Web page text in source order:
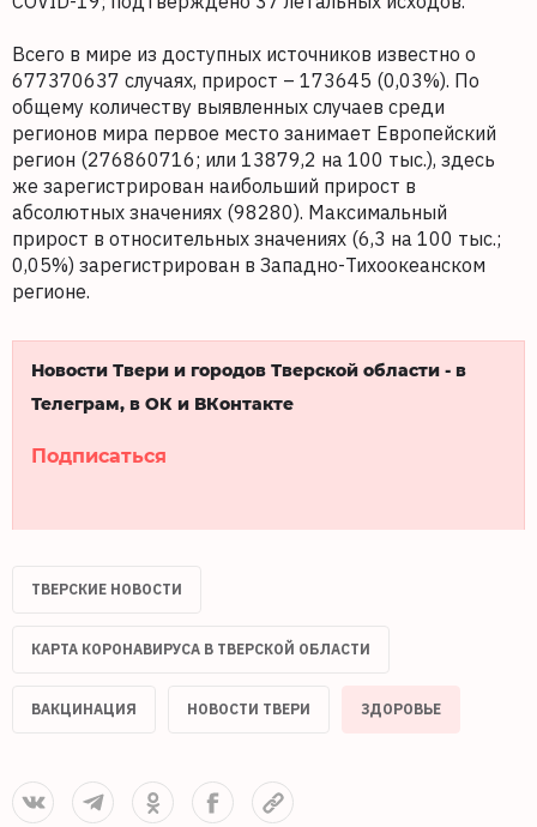
Всего в мире из доступных источников известно о
677370637 случаях, прирост – 173645 (0,03%). По
общему количеству выявленных случаев среди
регионов мира первое место занимает Европейский
регион (276860716; или 13879,2 на 100 тыс.), здесь
же зарегистрирован наибольший прирост в
абсолютных значениях (98280). Максимальный
прирост в относительных значениях (6,3 на 100 тыс.;
0,05%) зарегистрирован в Западно-Тихоокеанском
регионе.
Новости Твери и городов Тверской области - в
Телеграм, в ОК и ВКонтакте
Подписаться
ТВЕРСКИЕ НОВОСТИ
КАРТА КОРОНАВИРУСА В ТВЕРСКОЙ ОБЛАСТИ
ВАКЦИНАЦИЯ НОВОСТИ ТВЕРИ ЗДОРОВЬЕ